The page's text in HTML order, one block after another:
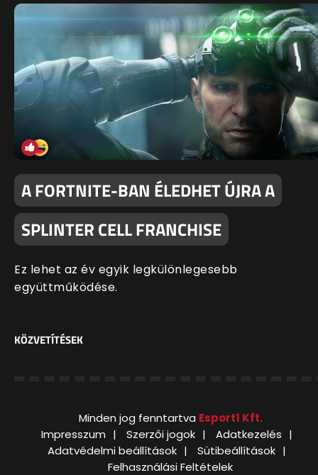
A FORTNITE-BAN ÉLEDHET ÚJRA A
SPLINTER CELL FRANCHISE
Ez lehet az év egyik legkülönlegesebb
együttműködése.
KÖZVETÍTÉSEK
Minden jog fenntartva Esport1 Kft.
Impresszum
Szerzői jogok
Adatkezelés
Adatvédelmi beállítások
Sütibeállítások
Felhasználási Feltételek